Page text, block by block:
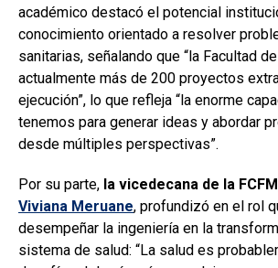
académico destacó el potencial
conocimiento orientado a resolver
sanitarias, señalando que “la Facultad
actualmente más de 200 proyectos
ejecución”, lo que refleja “la enorme
tenemos para generar ideas y abordar
desde múltiples perspectivas”.
Por su parte, la vicedecana de la
Viviana Meruane, profundizó en el rol
desempeñar la ingeniería en la
sistema de salud: “La salud es